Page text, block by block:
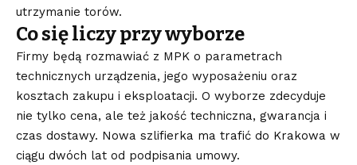
utrzymanie torów.
Co się liczy przy wyborze
Firmy będą rozmawiać z MPK o parametrach
technicznych urządzenia, jego wyposażeniu oraz
kosztach zakupu i eksploatacji. O wyborze zdecyduje
nie tylko cena, ale też jakość techniczna, gwarancja i
czas dostawy. Nowa szlifierka ma trafić do Krakowa w
ciągu dwóch lat od podpisania umowy.